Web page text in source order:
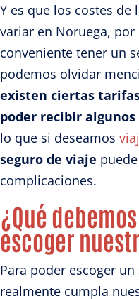
Y es que los costes de
variar en Noruega,
conveniente tener un
podemos olvidar
existen ciertas
poder recibir
lo que si deseamos
seguro de viaje
complicaciones.
¿Qué
escoger
Para poder escoger
realmente cumpla